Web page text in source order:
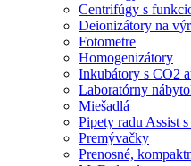
Centrifúgy s
Deionizátory na
Fotometre
Homogenizátory
Inkubátory s CO2
Laboratórny
Miešadlá
Pipety radu Assist
Premývačky
Prenosné,